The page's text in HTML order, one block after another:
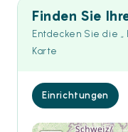
Finden Sie
Entdecken Sie die „
Karte
Einrichtungen